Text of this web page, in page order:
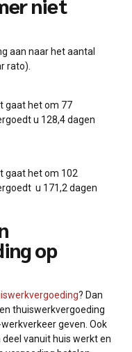
niet
aan naar het aantal
rato).
gaat het om 77
u 128,4 dagen
gaat het om 102
u 171,2 dagen
op
? Dan
thuiswerkvergoeding
geven. Ook
vanuit huis werkt en